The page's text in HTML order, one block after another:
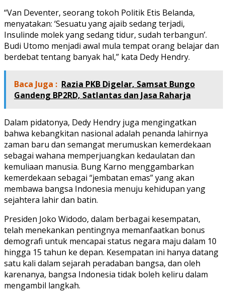
“Van Deventer, seorang tokoh Politik Etis Belanda,
menyatakan: ‘Sesuatu yang ajaib sedang terjadi,
Insulinde molek yang sedang tidur, sudah terbangun’.
Budi Utomo menjadi awal mula tempat orang belajar dan
berdebat tentang banyak hal,” kata Dedy Hendry.
Baca Juga : Razia PKB Digelar, Samsat Bungo
Gandeng BP2RD, Satlantas dan Jasa Raharja
Dalam pidatonya, Dedy Hendry juga mengingatkan
bahwa kebangkitan nasional adalah penanda lahirnya
zaman baru dan semangat merumuskan kemerdekaan
sebagai wahana memperjuangkan kedaulatan dan
kemuliaan manusia. Bung Karno menggambarkan
kemerdekaan sebagai “jembatan emas” yang akan
membawa bangsa Indonesia menuju kehidupan yang
sejahtera lahir dan batin.
Presiden Joko Widodo, dalam berbagai kesempatan,
telah menekankan pentingnya memanfaatkan bonus
demografi untuk mencapai status negara maju dalam 10
hingga 15 tahun ke depan. Kesempatan ini hanya datang
satu kali dalam sejarah peradaban bangsa, dan oleh
karenanya, bangsa Indonesia tidak boleh keliru dalam
mengambil langkah.